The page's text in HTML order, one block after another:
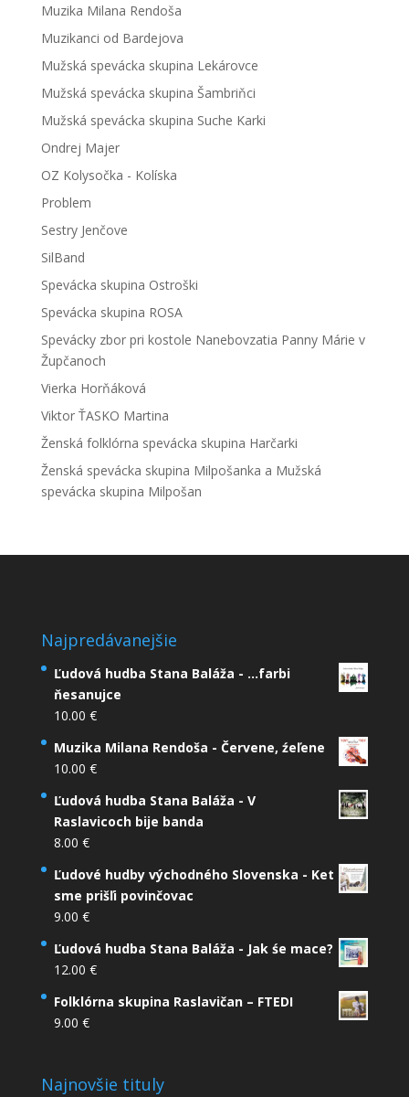
Muzika Milana Rendoša
Muzikanci od Bardejova
Mužská spevácka skupina Lekárovce
Mužská spevácka skupina Šambriňci
Mužská spevácka skupina Suche Karki
Ondrej Majer
OZ Kolysočka - Kolíska
Problem
Sestry Jenčove
SilBand
Spevácka skupina Ostroški
Spevácka skupina ROSA
Spevácky zbor pri kostole Nanebovzatia Panny Márie v
Župčanoch
Vierka Horňáková
Viktor ŤASKO Martina
Ženská folklórna spevácka skupina Harčarki
Ženská spevácka skupina Milpošanka a Mužská
spevácka skupina Milpošan
Najpredávanejšie
Ľudová hudba Stana Baláža - ...farbi
ňesanujce
10.00 €
Muzika Milana Rendoša - Červene, źeľene
10.00 €
Ľudová hudba Stana Baláža - V
Raslavicoch bije banda
8.00 €
Ľudové hudby východného Slovenska - Ket
sme prišľi povinčovac
9.00 €
Ľudová hudba Stana Baláža - Jak śe mace?
12.00 €
Folklórna skupina Raslavičan – FTEDI
9.00 €
Najnovšie tituly